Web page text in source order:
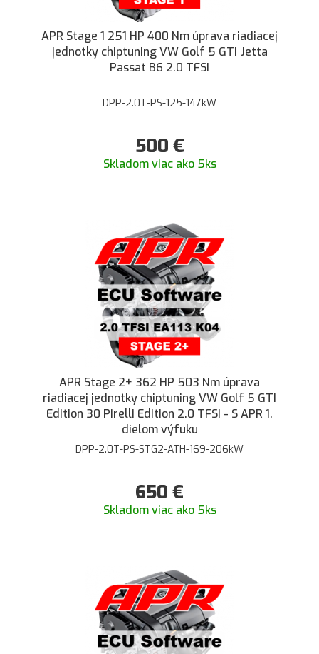
APR Stage 1 251 HP 400 Nm úprava riadiacej
jednotky chiptuning VW Golf 5 GTI Jetta
Passat B6 2.0 TFSI
DPP-2.0T-PS-125-147kW
500 €
Skladom viac ako 5ks
APR Stage 2+ 362 HP 503 Nm úprava
riadiacej jednotky chiptuning VW Golf 5 GTI
Edition 30 Pirelli Edition 2.0 TFSI - S APR 1.
dielom výfuku
DPP-2.0T-PS-STG2-ATH-169-206kW
650 €
Skladom viac ako 5ks